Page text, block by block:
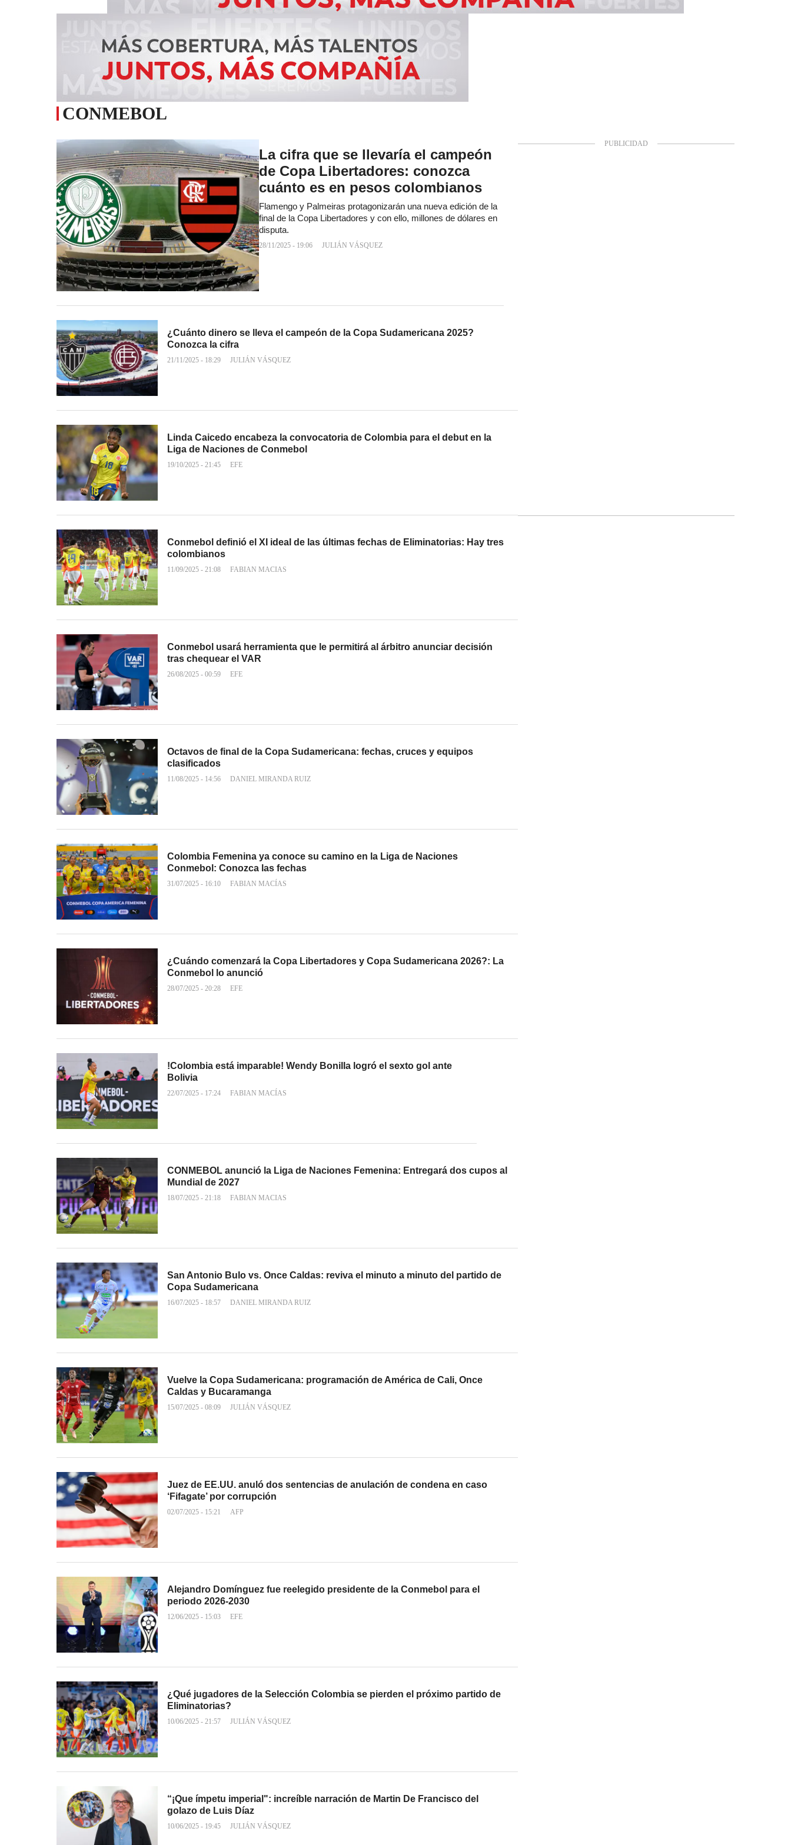
CONMEBOL
La cifra que se llevaría el campeón
de Copa Libertadores: conozca
cuánto es en pesos colombianos
Flamengo y Palmeiras protagonizarán una nueva edición de la
final de la Copa Libertadores y con ello, millones de dólares en
disputa.
28/11/2025 - 19:06 JULIÁN VÁSQUEZ
¿Cuánto dinero se lleva el campeón de la Copa Sudamericana 2025?
Conozca la cifra
21/11/2025 - 18:29 JULIÁN VÁSQUEZ
Linda Caicedo encabeza la convocatoria de Colombia para el debut en la
Liga de Naciones de Conmebol
19/10/2025 - 21:45 EFE
Conmebol definió el XI ideal de las últimas fechas de Eliminatorias: Hay tres
colombianos
11/09/2025 - 21:08 FABIAN MACIAS
Conmebol usará herramienta que le permitirá al árbitro anunciar decisión
tras chequear el VAR
26/08/2025 - 00:59 EFE
Octavos de final de la Copa Sudamericana: fechas, cruces y equipos
clasificados
11/08/2025 - 14:56 DANIEL MIRANDA RUIZ
Colombia Femenina ya conoce su camino en la Liga de Naciones
Conmebol: Conozca las fechas
31/07/2025 - 16:10 FABIAN MACÍAS
¿Cuándo comenzará la Copa Libertadores y Copa Sudamericana 2026?: La
Conmebol lo anunció
28/07/2025 - 20:28 EFE
!Colombia está imparable! Wendy Bonilla logró el sexto gol ante
Bolivia
22/07/2025 - 17:24 FABIAN MACÍAS
CONMEBOL anunció la Liga de Naciones Femenina: Entregará dos cupos al
Mundial de 2027
18/07/2025 - 21:18 FABIAN MACIAS
San Antonio Bulo vs. Once Caldas: reviva el minuto a minuto del partido de
Copa Sudamericana
16/07/2025 - 18:57 DANIEL MIRANDA RUIZ
Vuelve la Copa Sudamericana: programación de América de Cali, Once
Caldas y Bucaramanga
15/07/2025 - 08:09 JULIÁN VÁSQUEZ
Juez de EE.UU. anuló dos sentencias de anulación de condena en caso
‘Fifagate’ por corrupción
02/07/2025 - 15:21 AFP
Alejandro Domínguez fue reelegido presidente de la Conmebol para el
periodo 2026-2030
12/06/2025 - 15:03 EFE
¿Qué jugadores de la Selección Colombia se pierden el próximo partido de
Eliminatorias?
10/06/2025 - 21:57 JULIÁN VÁSQUEZ
“¡Que ímpetu imperial": increíble narración de Martin De Francisco del
golazo de Luis Díaz
10/06/2025 - 19:45 JULIÁN VÁSQUEZ